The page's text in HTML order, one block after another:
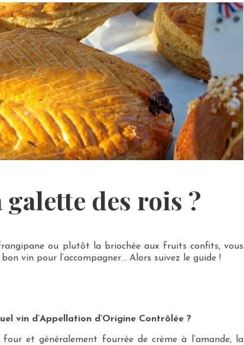
des rois ?
ou plutôt la briochée aux fruits confits, vous
vin pour l’accompagner… Alors suivez le guide !
vin d’Appellation d’Origine Contrôlée ?
et généralement fourrée de crème à l’amande, la